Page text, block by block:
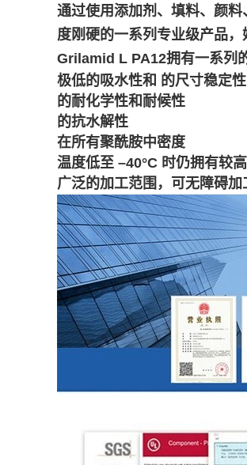
通过使用添加剂、填料、颜
度刚硬的一系列专业级产品，
Grilamid L PA12拥有一系列
极低的吸水性和 的尺寸稳定性
的耐化学性和耐候性
的抗水解性
在所有聚酰胺中密度
温度低至 –40°C 时仍拥有较
广泛的加工范围，可无障碍加